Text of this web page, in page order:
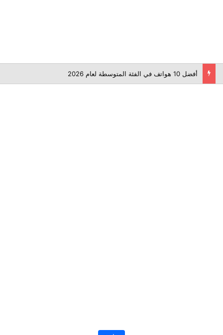
أفضل 10 هواتف في الفئة المتوسطة لعام 2026